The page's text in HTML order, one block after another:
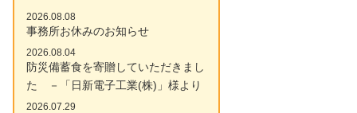
2026.08.08
事務所お休みのお知らせ
2026.08.04
防災備蓄食を寄贈していただきまし
た －「日新電子工業(株)」様より
2026.07.29